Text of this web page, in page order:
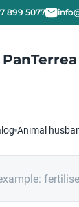
899 5077
PanTerrea
Animal